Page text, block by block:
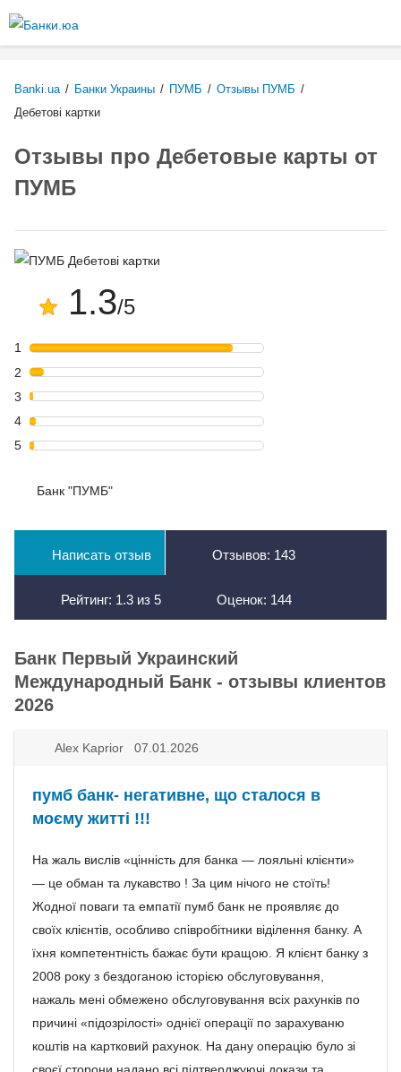
содержанию
Banki.ua / Банки Украины / ПУМБ / Отзывы ПУМБ /
Дебетові картки
Отзывы про Дебетовые карты от
ПУМБ
1.3/5
1
2
3
4
5
Банк "ПУМБ"
Написать отзыв Отзывов: 143
Рейтинг: 1.3 из 5 Оценок: 144
Банк Первый Украинский
Международный Банк - отзывы клиентов
2026
Alex Kaprior 07.01.2026
пумб банк- негативне, що сталося в
моєму житті !!!
На жаль вислів «цінність для банка — лояльні клієнти»
— це обман та лукавство ! За цим нічого не стоїть!
Жодної поваги та емпатії пумб банк не проявляє до
своїх клієнтів, особливо співробітники віділення банку. А
їхня компетентність бажає бути кращою. Я клієнт банку з
2008 року з бездоганою історією обслуговування,
нажаль мені обмежено обслуговування всіх рахунків по
причині «підозрілості» однієї операції по зарахуваню
коштів на картковий рахунок. На дану операцію було зі